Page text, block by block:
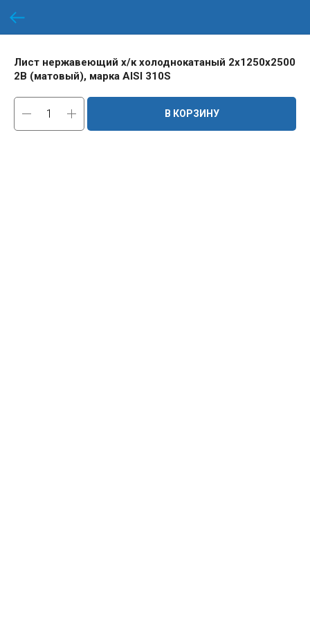
Лист нержавеющий х/к холоднокатаный 2х1250х2500
2B (матовый), марка AISI 310S
В КОРЗИНУ